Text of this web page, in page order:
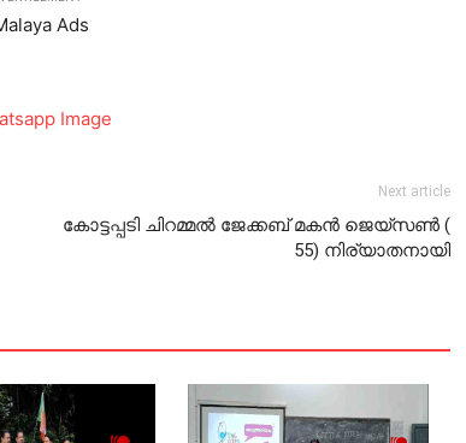
Next article
കോട്ടപ്പടി ചിറമ്മല്‍ ജേക്കബ് മകന്‍ ജെയ്‌സണ്‍ (
55) നിര്യാതനായി